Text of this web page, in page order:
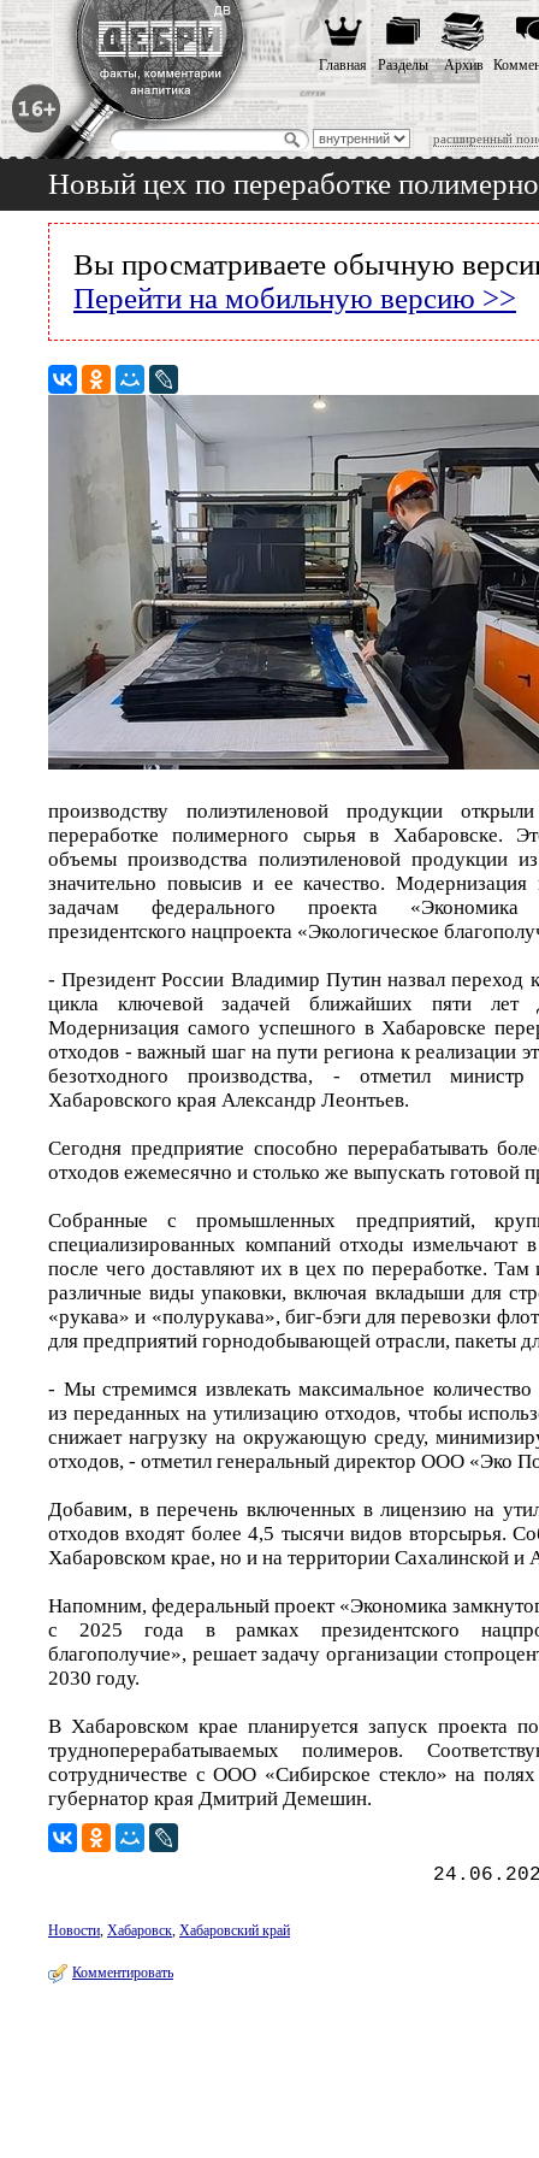
расширенный
Главная Разделы Архив
Новый цех по переработке
Вы просматриваете обычную
Перейти на мобильную версию >>
производству полиэтиленовой продукции
переработке полимерного сырья в Хабаровске.
объемы производства полиэтиленовой продукции
значительно повысив и ее качество. Модернизация
задачам федерального проекта «Экономика
президентского нацпроекта «Экологическое
- Президент России Владимир Путин назвал переход
цикла ключевой задачей ближайших пяти лет
Модернизация самого успешного в Хабаровске
отходов - важный шаг на пути региона к реализации
безотходного производства, - отметил
Хабаровского края Александр Леонтьев.
Сегодня предприятие способно перерабатывать
отходов ежемесячно и столько же выпускать готовой
Собранные с промышленных предприятий,
специализированных компаний отходы измельчают
после чего доставляют их в цех по переработке. Там
различные виды упаковки, включая вкладыши для
«рукава» и «полурукава», биг-бэги для перевозки
для предприятий горнодобывающей отрасли, пакеты
- Мы стремимся извлекать максимальное
из переданных на утилизацию отходов, чтобы
снижает нагрузку на окружающую среду,
отходов, - отметил генеральный директор ООО «Эко
Добавим, в перечень включенных в лицензию на
отходов входят более 4,5 тысячи видов вторсырья.
Хабаровском крае, но и на территории Сахалинской и
Напомним, федеральный проект «Экономика
с 2025 года в рамках президентского
благополучие», решает задачу организации
2030 году.
В Хабаровском крае планируется запуск проекта
трудноперерабатываемых полимеров.
сотрудничестве с ООО «Сибирское стекло» на
губернатор края Дмитрий Демешин.
Новости, Хабаровск, Хабаровский край
Комментировать